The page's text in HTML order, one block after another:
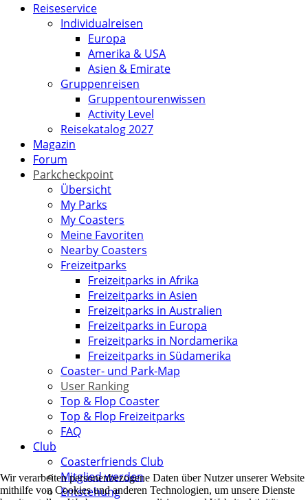
Reiseservice
Individualreisen
Europa
Amerika & USA
Asien & Emirate
Gruppenreisen
Gruppentourenwissen
Activity Level
Reisekatalog 2027
Magazin
Forum
Parkcheckpoint
Übersicht
My Parks
My Coasters
Meine Favoriten
Nearby Coasters
Freizeitparks
Freizeitparks in Afrika
Freizeitparks in Asien
Freizeitparks in Australien
Freizeitparks in Europa
Freizeitparks in Nordamerika
Freizeitparks in Südamerika
Coaster- und Park-Map
User Ranking
Top & Flop Coaster
Top & Flop Freizeitparks
FAQ
Club
Coasterfriends Club
Mitglied werden
Entstehung
Wir verarbeiten personenbezogene Daten über Nutzer unserer Website
mithilfe von Cookies und anderen Technologien, um unsere Dienste